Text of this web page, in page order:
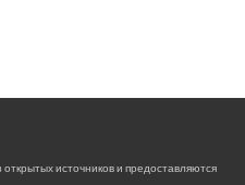
источников и предоставляются